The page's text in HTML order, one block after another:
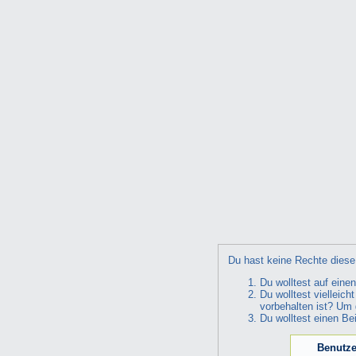
Du hast keine Rechte
Du wolltest auf
Du wolltest
vorbehalten ist?
Du wolltest einen